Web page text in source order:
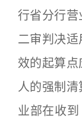
行省分行营
二审判决
效的起算
人的强制
业部在收